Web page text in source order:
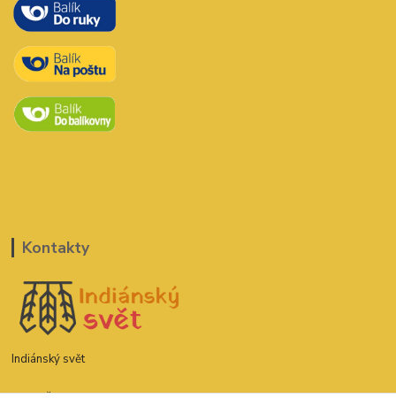
Kontakty
Indiánský svět